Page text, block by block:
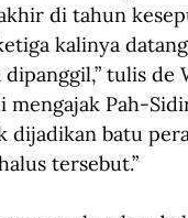
di tahun
kalinya
tulis de
mengajak Pah-
dijadikan batu
tersebut.”